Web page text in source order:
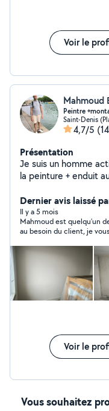
mesure, pose de climatisation.
rapides Disponible
disponibilité, avec
Voir le
Mahmoud
Peintre
Saint-Denis
4,7/5
Présentation
Je suis un homme
la peinture + enduit
pour lui poser le
pas à me contacter.
Dernier avis laissé
Il y a 5 mois
Mahmoud est quelqu’un
au besoin du client, je
rails de rideaux au
est ponctuel. Merci
Voir le
Vous souhaitez